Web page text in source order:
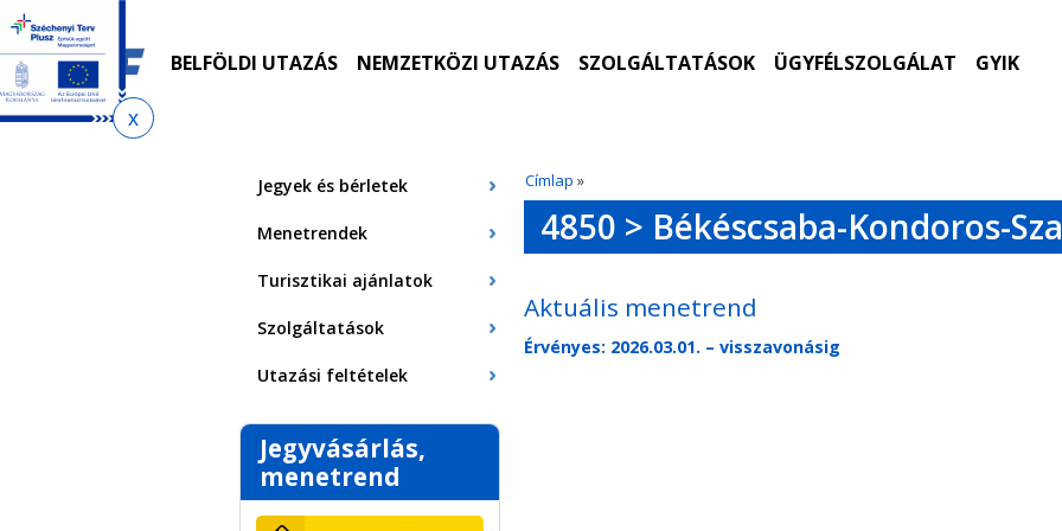
Ugrás
menetrendkeresőhöz
Ugrás
az
almenühöz
Ugrás
tartalomra
Ugrás
az
oldaltérképre
BELFÖLDI UTAZÁS NEMZETKÖZI UTAZÁS SZOLGÁLTATÁSOK ÜGYFÉLSZOLGÁLAT GYIK
Címlap »
Jegyek és bérletek
Menetrendek
Turisztikai ajánlatok
Szolgáltatások
Utazási feltételek
Jegyvásárlás,
menetrend
4850 > Békéscsaba-Kondoros-
Aktuális menetrend
Érvényes: 2026.03.01. – visszavonásig